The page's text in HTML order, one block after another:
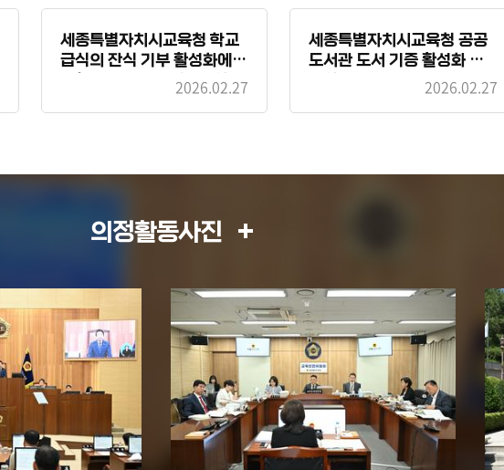
세종특별자치시교육청 학교
급식의 잔식 기부 활성화에
관한 조례 일부개정조례안
2026.02.27
세종특별자치시교육청 공공
도서관 도서 기증 활성화 조
2026.02.27
의정활동사진